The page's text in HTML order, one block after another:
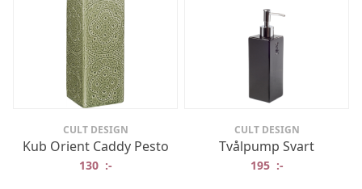
CULT DESIGN
Kub Orient Caddy Pesto
130 :-
CULT DESIGN
Tvålpump Svart
195 :-